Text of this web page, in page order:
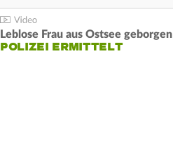
Leblose Frau aus Ostsee geborgen
POLIZEI ERMITTELT